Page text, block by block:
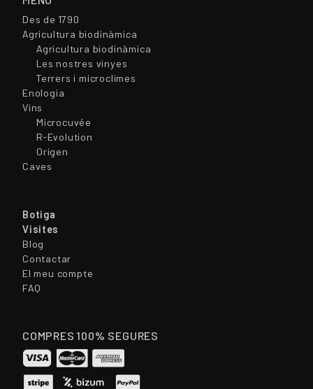
Des de 1790
Agricultura biodinàmica
Agricultura biodinàmica
Les nostres vinyes
Terrers i microclimes
Enologia
Vins
Microcuvée
R-Evolution
Origen
Caves
Botiga
Visites
Blog
Contactar
El meu compte
FAQ
COMPRES 100% SEGURES